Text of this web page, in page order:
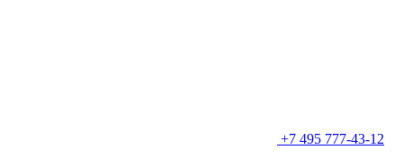
+7 495 777-43-12